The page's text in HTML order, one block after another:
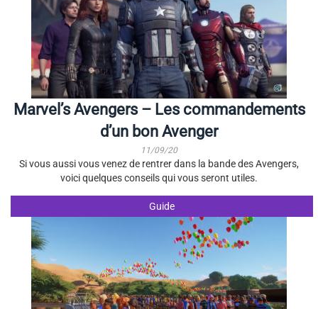
Marvel’s Avengers – Les commandements
d’un bon Avenger
11/09/20
Si vous aussi vous venez de rentrer dans la bande des Avengers,
voici quelques conseils qui vous seront utiles.
Guide